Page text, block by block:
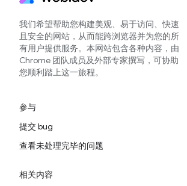
我们希望帮助您构建美观、易于访问、快速
且安全的网站，从而能跨浏览器并为您的所
有用户提供服务。本网站包含各种内容，由
Chrome 团队成员及外部专家撰写，可协助
您顺利踏上这一旅程。
参与
提交 bug
查看未处理完毕的问题
相关内容